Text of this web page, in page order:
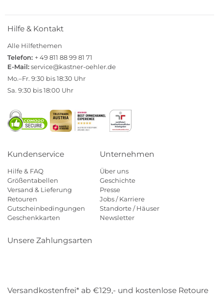
Hilfe & Kontakt
Alle Hilfethemen
Telefon: + 49 811 88 99 81 71
E-Mail:service@kastner-oehler.de
Mo.–Fr. 9:30 bis 18:30 Uhr
Sa. 9:30 bis 18:00 Uhr
Kundenservice
Hilfe & FAQ
Größentabellen
Versand & Lieferung
Retouren
Gutscheinbedingungen
Geschenkkarten
Unternehmen
Über uns
Geschichte
Presse
Jobs / Karriere
Standorte / Häuser
Newsletter
Unsere Zahlungsarten
Versandkostenfrei* ab €129,- und kostenlose Retoure